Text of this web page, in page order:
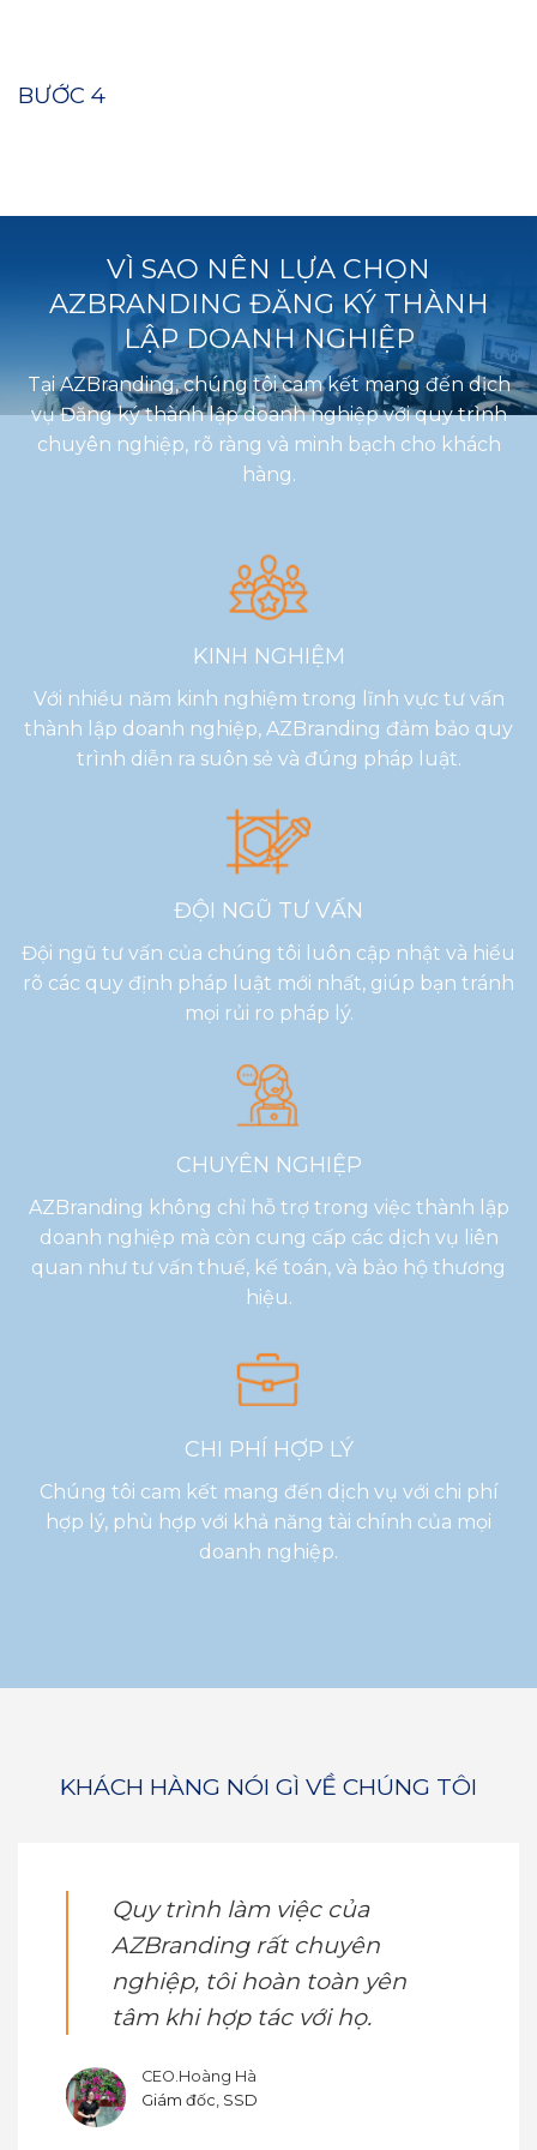
BƯỚC 4
VÌ SAO NÊN LỰA CHỌN
AZBRANDING ĐĂNG KÝ THÀNH
LẬP DOANH NGHIỆP
Tại AZBranding, chúng tôi cam kết mang đến dịch
vụ Đăng ký thành lập doanh nghiệp với quy trình
chuyên nghiệp, rõ ràng và minh bạch cho khách
hàng.
KINH NGHIỆM
Với nhiều năm kinh nghiệm trong lĩnh vực tư vấn
thành lập doanh nghiệp, AZBranding đảm bảo quy
trình diễn ra suôn sẻ và đúng pháp luật.
ĐỘI NGŨ TƯ VẤN
Đội ngũ tư vấn của chúng tôi luôn cập nhật và hiểu
rõ các quy định pháp luật mới nhất, giúp bạn tránh
mọi rủi ro pháp lý.
CHUYÊN NGHIỆP
AZBranding không chỉ hỗ trợ trong việc thành lập
doanh nghiệp mà còn cung cấp các dịch vụ liên
quan như tư vấn thuế, kế toán, và bảo hộ thương
hiệu.
CHI PHÍ HỢP LÝ
Chúng tôi cam kết mang đến dịch vụ với chi phí
hợp lý, phù hợp với khả năng tài chính của mọi
doanh nghiệp.
KHÁCH HÀNG NÓI GÌ VỀ CHÚNG TÔI
Quy trình làm việc của
AZBranding rất chuyên
nghiệp, tôi hoàn toàn yên
tâm khi hợp tác với họ.
CEO.Hoàng Hà
Giám đốc, SSD